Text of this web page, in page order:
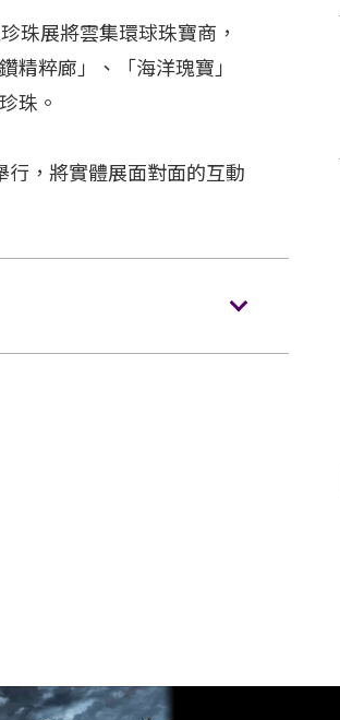
珠展將雲集環球珠寶商，
精粹廊」、「海洋瑰寶」
珠。
行，將實體展面對面的互動